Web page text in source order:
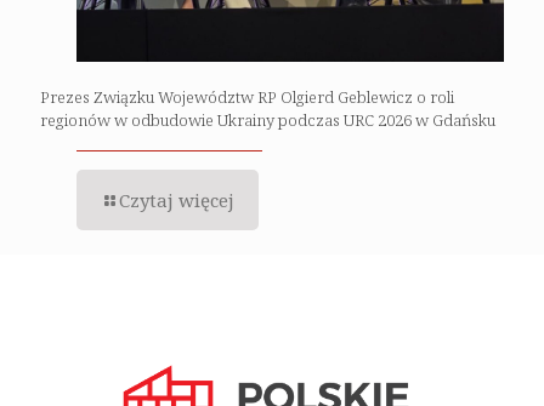
Prezes Związku Województw RP Olgierd Geblewicz o roli
regionów w odbudowie Ukrainy podczas URC 2026 w Gdańsku
Czytaj więcej